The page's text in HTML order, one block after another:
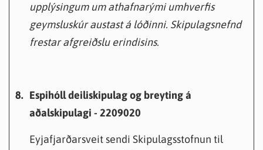
upplýsingum um athafnarými umhverfis
geymsluskúr austast á lóðinni. Skipulagsnefnd
frestar afgreiðslu erindisins.
8. Espihóll deiliskipulag og breyting á
aðalskipulagi - 2209020
Eyjafjarðarsveit sendi Skipulagsstofnun til